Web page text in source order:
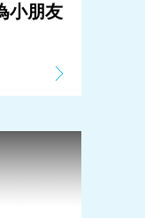
小朋友